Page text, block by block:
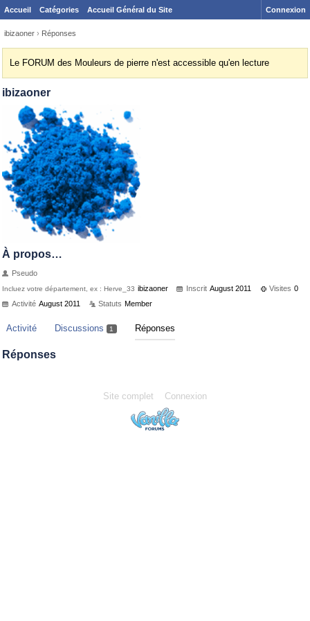
Accueil Catégories Accueil Général du Site Connexion
ibizaoner › Réponses
Le FORUM des Mouleurs de pierre n'est accessible qu'en lecture
ibizaoner
À propos…
Pseudo
Incluez votre département, ex : Herve_33 ibizaoner Inscrit August 2011 Visites 0
Activité August 2011 Statuts Member
Activité Discussions 1 Réponses
Réponses
Site complet Connexion